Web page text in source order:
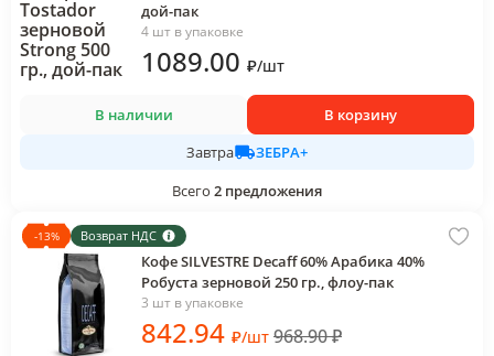
дой-пак
4 шт в упаковке
1089.00 ₽/шт
В наличии
В корзину
Завтра
ЗЕБРА+
Всего 2 предложения
-13% Возврат НДС
Кофе SILVESTRE Decaff 60% Арабика 40%
Робуста зерновой 250 гр., флоу-пак
3 шт в упаковке
842.94 ₽/шт 968.90₽